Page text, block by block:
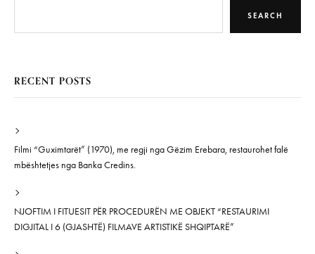
SEARCH
RECENT POSTS
Filmi “Guximtarët” (1970), me regji nga Gëzim Erebara, restaurohet falë
mbështetjes nga Banka Credins.
NJOFTIM I FITUESIT PËR PROCEDURËN ME OBJEKT “RESTAURIMI
DIGJITAL I 6 (GJASHTË) FILMAVE ARTISTIKË SHQIPTARË”